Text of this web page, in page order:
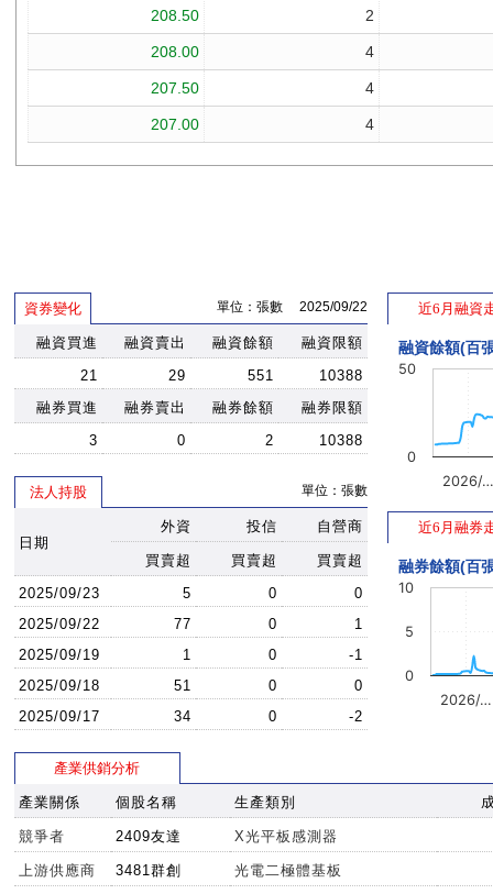
資券變化 單位：張數 2025/09/22
融資買進 融資賣出 融資餘額
融資限額
21
29 551
10388
融券買進
融券賣出 融券餘額
融券限額
3
0 2 10388
法人持股 單位：張數
日期
外資 投信 自營商
買賣超 買賣超
買賣超
2025/09/23
5 0
0
2025/09/22
77 0
1
2025/09/19
1 0
-1
2025/09/18
51 0
0
2025/09/17
34 0 -2
近6月融資
融資餘額(百
2026/
0
50
近6月融券
融券餘額(百
2026/…
0
5
10
產業供銷分析
產業關係 個股名稱 生產類別
競爭者 2409友達 X光平板感測器
上游供應商 3481群創 光電二極體基板